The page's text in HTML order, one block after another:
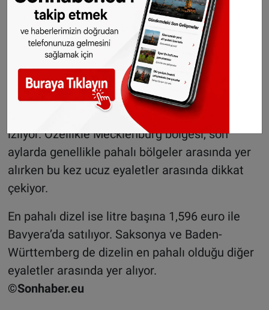
satışa çıkacağı tarih belli
Dizel fiyatı güneyde daha yüksek
Dizel fiyatları açısından en uygun eyalet
Bremen. Burada bir litre dizel 1,510 eurodan
satılıyor. Aşağı Saksonya (1,541 euro) ve
Mecklenburg-Vorpommern (1,543 euro) onu
izliyor. Özellikle Mecklenburg bölgesi, son
aylarda genellikle pahalı bölgeler arasında yer
alırken bu kez ucuz eyaletler arasında dikkat
çekiyor.
En pahalı dizel ise litre başına 1,596 euro ile
Bavyera’da satılıyor. Saksonya ve Baden-
Württemberg de dizelin en pahalı olduğu diğer
eyaletler arasında yer alıyor.
©Sonhaber.eu